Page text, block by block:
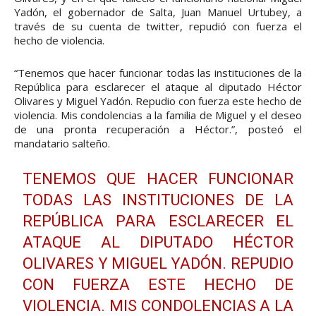
Yadón, el gobernador de Salta, Juan Manuel Urtubey, a
través de su cuenta de twitter, repudió con fuerza el
hecho de violencia.
“Tenemos que hacer funcionar todas las instituciones de la
República para esclarecer el ataque al diputado Héctor
Olivares y Miguel Yadón. Repudio con fuerza este hecho de
violencia. Mis condolencias a la familia de Miguel y el deseo
de una pronta recuperación a Héctor.”, posteó el
mandatario salteño.
TENEMOS QUE HACER FUNCIONAR
TODAS LAS INSTITUCIONES DE LA
REPÚBLICA PARA ESCLARECER EL
ATAQUE AL DIPUTADO HÉCTOR
OLIVARES Y MIGUEL YADÓN. REPUDIO
CON FUERZA ESTE HECHO DE
VIOLENCIA. MIS CONDOLENCIAS A LA